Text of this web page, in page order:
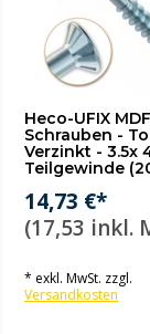
Heco-UFIX
Schrauben -
Verzinkt - 3.5x
Teilgewinde
14,73 €*
(17,53 inkl.
* exkl. MwSt. zzgl.
Versandkosten